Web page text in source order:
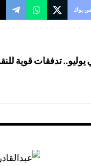
بوك
تدفقات قوية